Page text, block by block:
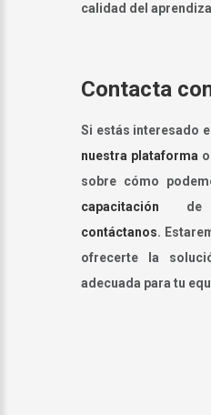
calidad del
Contacta
Si estás interesado
nuestra plataforma
sobre cómo
capacitación de
contáctanos.
ofrecerte la
adecuada para tu